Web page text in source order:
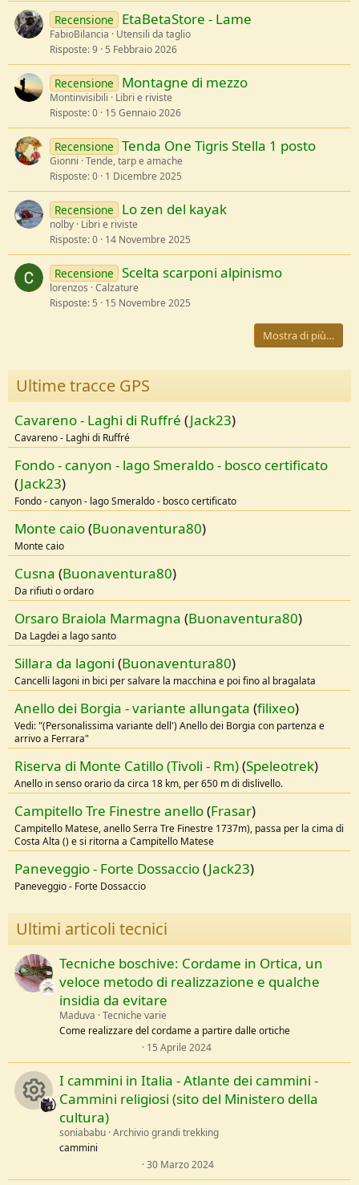
Recensione EtaBetaStore - Lame
FabioBilancia
Utensili da taglio
Risposte 9 5 Febbraio 2026
Recensione Montagne di mezzo
Montinvisibili
Libri e riviste
Risposte 0 15 Gennaio 2026
Recensione Tenda One Tigris Stella 1 posto
Gionni Tende, tarp e amache
Risposte 0 1 Dicembre 2025
Recensione Lo zen del kayak
nolby Libri e riviste
Risposte 0 14 Novembre 2025
Recensione Scelta scarponi alpinismo
lorenzos Calzature
Risposte 5 15 Novembre 2025
Mostra di più…
Ultime tracce GPS
Cavareno - Laghi di Ruffré (Jack23)
Cavareno - Laghi di Ruffré
Fondo - canyon - lago Smeraldo - bosco certificato
(Jack23)
Fondo - canyon - lago Smeraldo - bosco certificato
Monte caio(Buonaventura80)
Monte caio
Cusna (Buonaventura80)
Da rifiuti o ordaro
Orsaro Braiola Marmagna (Buonaventura80)
Da Lagdei a lago santo
Sillara da lagoni (Buonaventura80)
Cancelli lagoni in bici per salvare la macchina e poi fino al bragalata
Anello dei Borgia - variante allungata (filixeo)
Vedi: "(Personalissima variante dell') Anello dei Borgia con partenza e
arrivo a Ferrara"
Riserva di Monte Catillo (Tivoli - Rm)(Speleotrek)
Anello in senso orario da circa 18 km, per 650 m di dislivello.
Campitello Tre Finestre anello(Frasar)
Campitello Matese, anello Serra Tre Finestre 1737m), passa per la cima di
Costa Alta () e si ritorna a Campitello Matese
Paneveggio - Forte Dossaccio(Jack23)
Paneveggio - Forte Dossaccio
Ultimi articoli tecnici
Tecniche boschive: Cordame in Ortica, un
veloce metodo di realizzazione e qualche
insidia da evitare
Maduva Tecniche varie
Come realizzare del cordame a partire dalle ortiche
0
0
s
t
l
a
15 Aprile 2024
I cammini in Italia - Atlante dei cammini -
Cammini religiosi (sito del Ministero della
cultura)
soniababu Archivio grandi trekking
cammini
030 Marzo 2024